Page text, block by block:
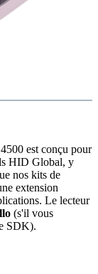
est conçu pour
HID Global, y
nos kits de
extension
Le lecteur
(s'il vous
SDK).